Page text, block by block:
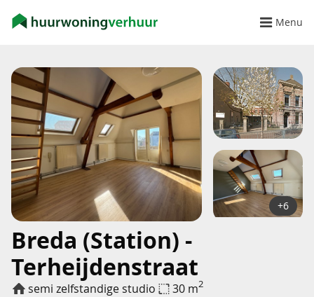
Menu
Breda (Station) -
Terheijdenstraat
semi zelfstandige studio 30 m2
+6